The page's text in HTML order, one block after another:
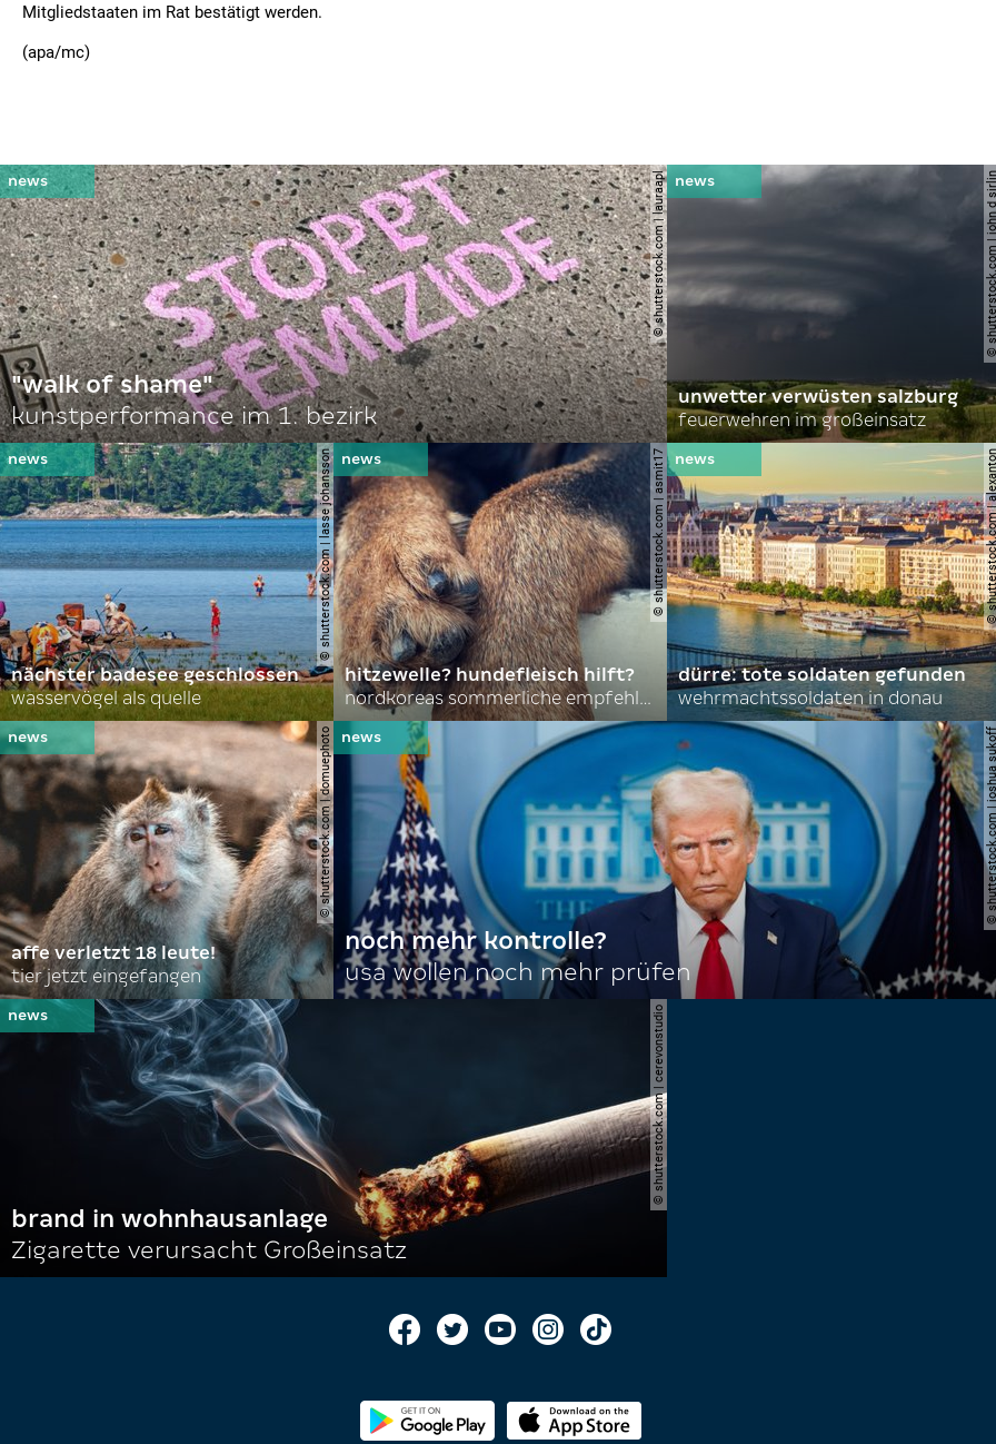
Mitgliedstaaten im Rat bestätigt werden.
(apa/mc)
© shutterstock.com | lauraapl
"walk of shame"
kunstperformance im 1. bezirk
©
unwetter verwüsten salzburg
feuerwehren im großeinsatz
© shutterstock.com | lasse johansson
nächster badesee geschlossen
wasservögel als quelle
© shutterstock.com | asmit17
hitzewelle? hundefleisch hilft?
nordkoreas sommerliche empfehlungen
©
dürre: tote soldaten gefunden
wehrmachtssoldaten in donau
© shutterstock.com | domuephoto
affe verletzt 18 leute!
tier jetzt eingefangen
©
noch mehr kontrolle?
usa wollen noch mehr prüfen
© shutterstock.com | cerevonstudio
brand in wohnhausanlage
Zigarette verursacht Großeinsatz